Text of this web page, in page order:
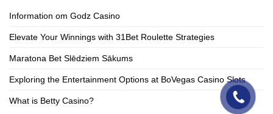
Information om Godz Casino
Elevate Your Winnings with 31Bet Roulette Strategies
Maratona Bet Slēdziem Sākums
Exploring the Entertainment Options at BoVegas Casino Slots
What is Betty Casino?